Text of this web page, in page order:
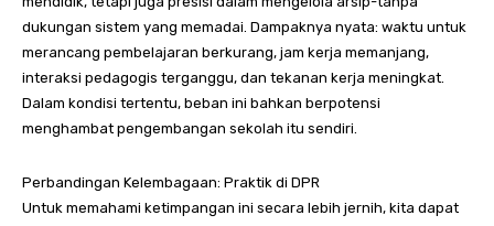
dukungan sistem yang memadai. Dampaknya nyata: waktu untuk
merancang pembelajaran berkurang, jam kerja memanjang,
interaksi pedagogis terganggu, dan tekanan kerja meningkat.
Dalam kondisi tertentu, beban ini bahkan berpotensi
menghambat pengembangan sekolah itu sendiri.
Perbandingan Kelembagaan: Praktik di DPR
Untuk memahami ketimpangan ini secara lebih jernih, kita dapat